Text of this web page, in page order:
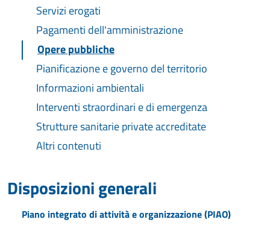
Servizi erogati
Pagamenti dell'amministrazione
Opere pubbliche
Pianificazione e governo del territorio
Informazioni ambientali
Interventi straordinari e di emergenza
Strutture sanitarie private accreditate
Altri contenuti
Disposizioni generali
Piano integrato di attività e organizzazione (PIAO)